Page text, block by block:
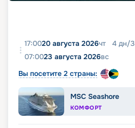
17:0020 августа 2026чт 4 дн/3
07:0023 августа 2026вс
Вы посетите 2 страны:
MSC Seashore
КОМФОРТ